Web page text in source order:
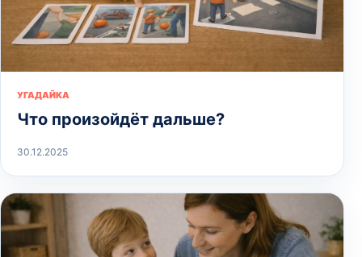
УГАДАЙКА
Что произойдёт дальше?
30.12.2025